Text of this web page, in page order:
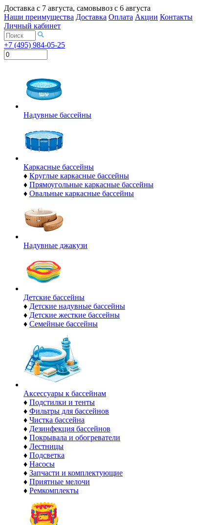
Доставка с 7 августа, самовывоз с 6 августа
Наши преимущества Доставка Оплата Акции Контакты
Личный кабинет
+7 (495) 984-05-25
Надувные бассейны
Каркасные бассейны
♦ Круглые каркасные бассейны
♦ Прямоугольные каркасные бассейны
♦ Овальные каркасные бассейны
Надувные джакузи
Детские бассейны
♦ Детские надувные бассейны
♦ Детские жесткие бассейны
♦ Семейные бассейны
Аксессуары к бассейнам
♦ Подстилки и тенты
♦ Фильтры для бассейнов
♦ Чистка бассейна
♦ Дезинфекция бассейнов
♦ Покрывала и обогреватели
♦ Лестницы
♦ Подсветка
♦ Насосы
♦ Запчасти и комплектующие
♦ Приятные мелочи
♦ Ремкомплекты